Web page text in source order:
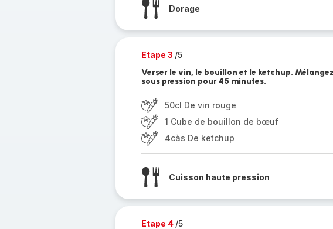
Dorage
Etape 3 /5
Verser le vin, le bouillon et le ketchup.
sous pression pour 45 minutes.
50cl De vin rouge
1 Cube de bouillon de bœuf
4càs De ketchup
Cuisson haute pression
Etape 4 /5